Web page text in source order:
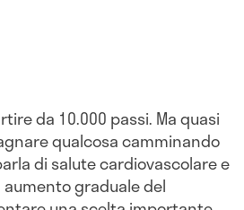
da 10.000 passi. Ma quasi
qualcosa camminando
di salute cardiovascolare e
graduale del